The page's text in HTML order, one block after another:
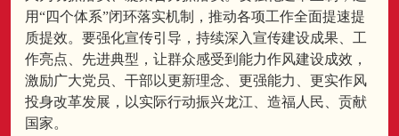
用“四个体系”闭环落实机制，推动各项工作全面提速提
质提效。要强化宣传引导，持续深入宣传建设成果、工
作亮点、先进典型，让群众感受到能力作风建设成效，
激励广大党员、干部以更新理念、更强能力、更实作风
投身改革发展，以实际行动振兴龙江、造福人民、贡献
国家。